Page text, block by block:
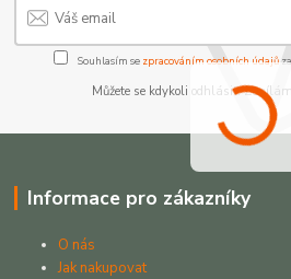
Souhlasím se zpracováním osobních údajů
Můžete se kdykoli odhlásit.
Informace pro zákazníky
O nás
Jak nakupovat